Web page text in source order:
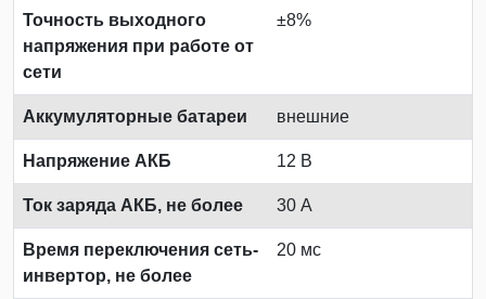
Точность выходного
напряжения при работе от
сети
±8%
Аккумуляторные батареи внешние
Напряжение АКБ 12 В
Ток заряда АКБ, не более 30 А
Время переключения сеть-
инвертор, не более
20 мс